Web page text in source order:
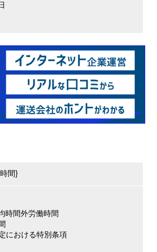
間}
時間外労働時間
における特別条項